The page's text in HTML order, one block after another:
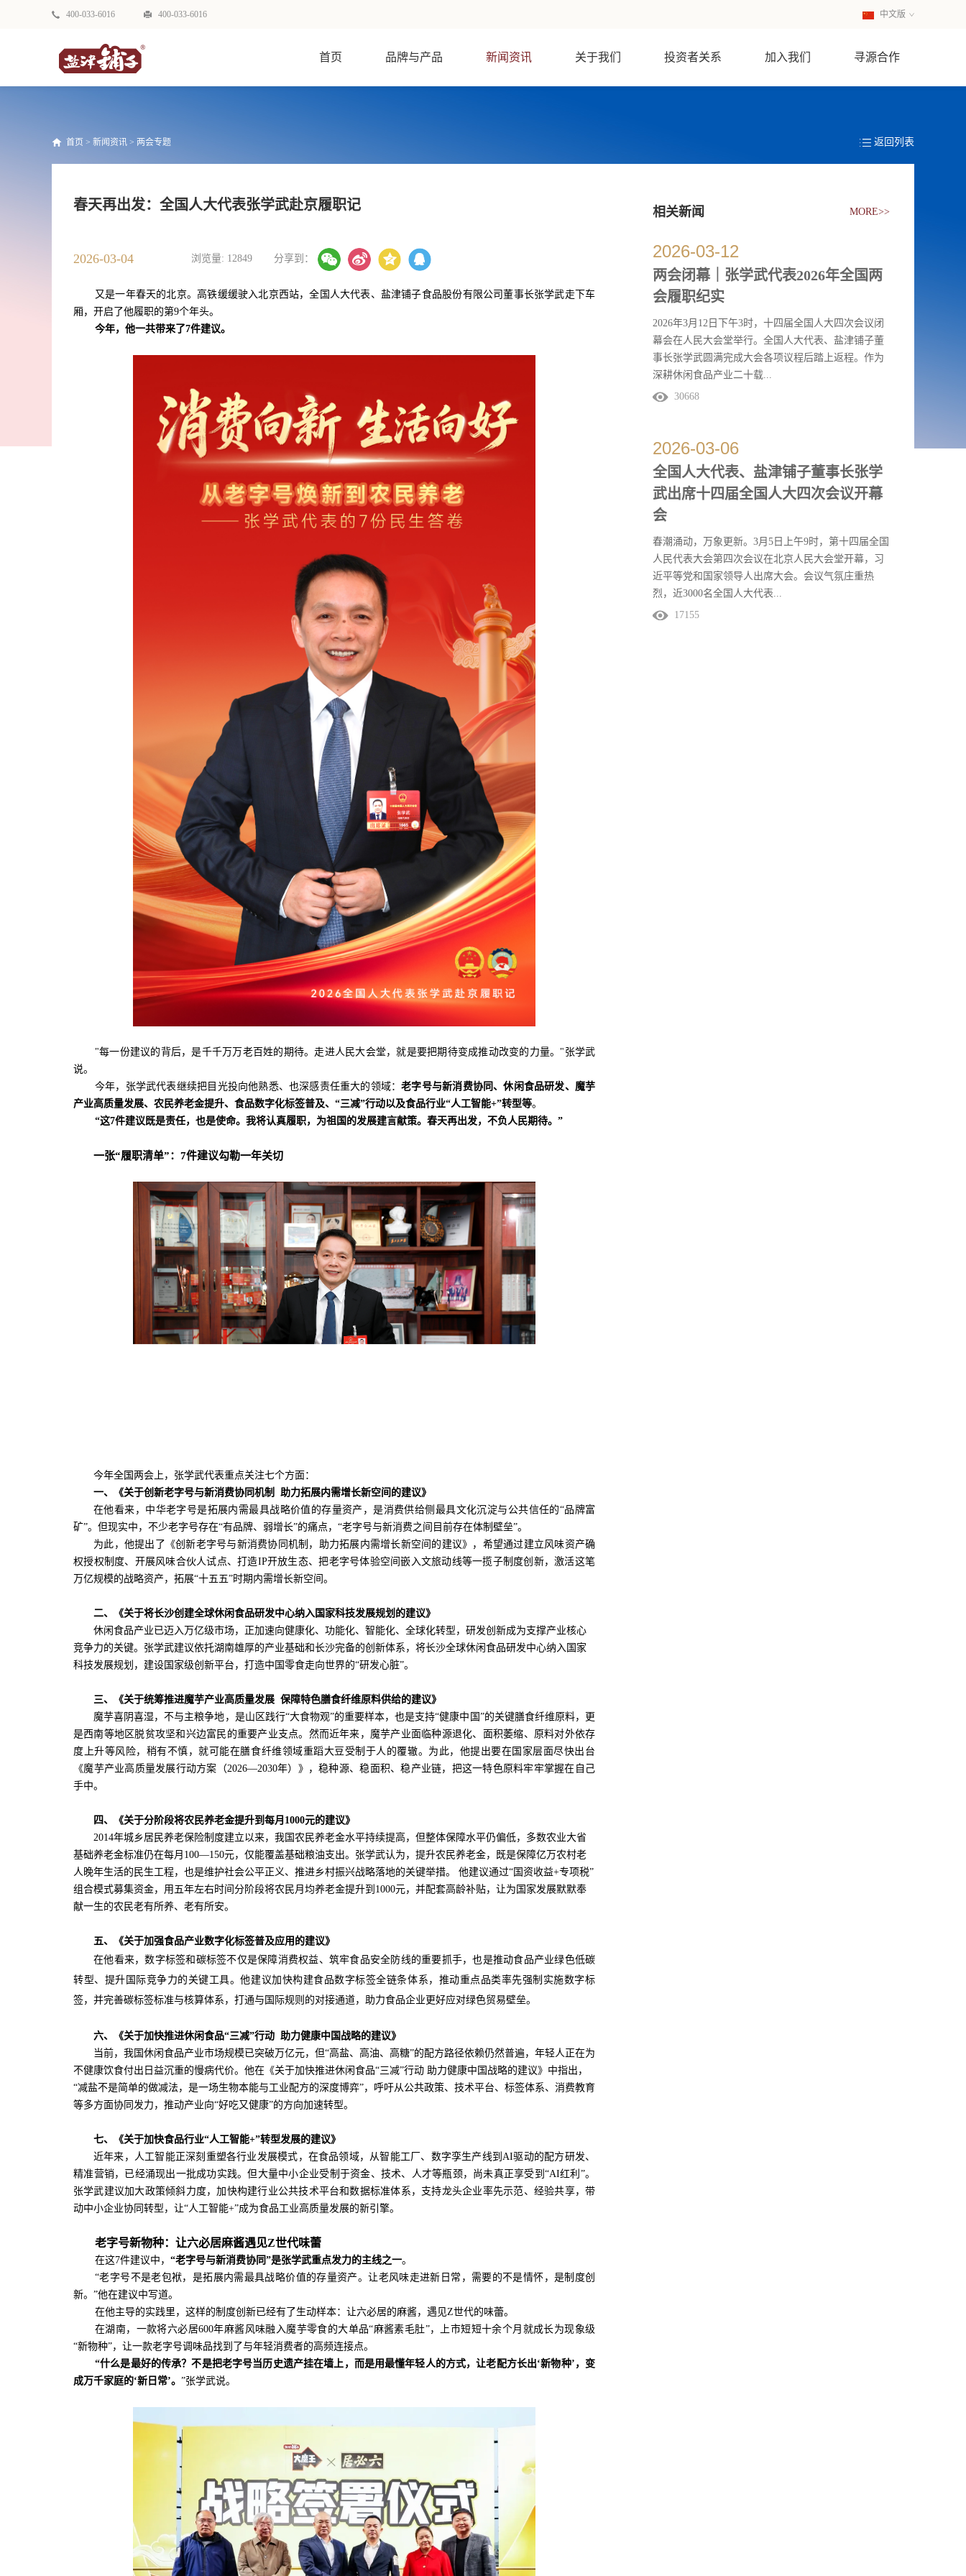
400-033-6016 400-033-6016 中文版
首页 品牌与产品 新闻资讯 关于我们 投资者关系 加入我们 寻源合作
首页 > 新闻资讯 > 两会专题 返回列表
春天再出发：全国人大代表张学武赴京履职记
2026-03-04 浏览量: 12849 分享到：
又是一年春天的北京。高铁缓缓驶入北京西站，全国人大代表、盐津铺子食品股份有限公司董事长张学武走下车
厢，开启了他履职的第9个年头。
今年，他一共带来了7件建议。
"每一份建议的背后，是千千万万老百姓的期待。走进人民大会堂，就是要把期待变成推动改变的力量。"张学武
说。
今年，张学武代表继续把目光投向他熟悉、也深感责任重大的领域：老字号与新消费协同、休闲食品研发、魔芋
产业高质量发展、农民养老金提升、食品数字化标签普及、“三减”行动以及食品行业“人工智能+”转型等。
“这7件建议既是责任，也是使命。我将认真履职，为祖国的发展建言献策。春天再出发，不负人民期待。”
一张“履职清单”：7件建议勾勒一年关切
今年全国两会上，张学武代表重点关注七个方面：
一、《关于创新老字号与新消费协同机制 助力拓展内需增长新空间的建议》
在他看来，中华老字号是拓展内需最具战略价值的存量资产，是消费供给侧最具文化沉淀与公共信任的“品牌富
矿”。但现实中，不少老字号存在“有品牌、弱增长”的痛点，“老字号与新消费之间目前存在体制壁垒”。
为此，他提出了《创新老字号与新消费协同机制，助力拓展内需增长新空间的建议》，希望通过建立风味资产确
权授权制度、开展风味合伙人试点、打造IP开放生态、把老字号体验空间嵌入文旅动线等一揽子制度创新，激活这笔
万亿规模的战略资产，拓展“十五五”时期内需增长新空间。
二、《关于将长沙创建全球休闲食品研发中心纳入国家科技发展规划的建议》
休闲食品产业已迈入万亿级市场，正加速向健康化、功能化、智能化、全球化转型，研发创新成为支撑产业核心
竞争力的关键。张学武建议依托湖南雄厚的产业基础和长沙完备的创新体系，将长沙全球休闲食品研发中心纳入国家
科技发展规划，建设国家级创新平台，打造中国零食走向世界的“研发心脏”。
三、《关于统筹推进魔芋产业高质量发展 保障特色膳食纤维原料供给的建议》
魔芋喜阴喜湿，不与主粮争地，是山区践行“大食物观”的重要样本，也是支持“健康中国”的关键膳食纤维原料，更
是西南等地区脱贫攻坚和兴边富民的重要产业支点。然而近年来，魔芋产业面临种源退化、面积萎缩、原料对外依存
度上升等风险，稍有不慎，就可能在膳食纤维领域重蹈大豆受制于人的覆辙。为此，他提出要在国家层面尽快出台
《魔芋产业高质量发展行动方案（2026—2030年）》，稳种源、稳面积、稳产业链，把这一特色原料牢牢掌握在自己
手中。
四、《关于分阶段将农民养老金提升到每月1000元的建议》
2014年城乡居民养老保险制度建立以来，我国农民养老金水平持续提高，但整体保障水平仍偏低，多数农业大省
基础养老金标准仍在每月100—150元，仅能覆盖基础粮油支出。张学武认为，提升农民养老金，既是保障亿万农村老
人晚年生活的民生工程，也是维护社会公平正义、推进乡村振兴战略落地的关键举措。 他建议通过“国资收益+专项税”
组合模式募集资金，用五年左右时间分阶段将农民月均养老金提升到1000元，并配套高龄补贴，让为国家发展默默奉
献一生的农民老有所养、老有所安。
五、《关于加强食品产业数字化标签普及应用的建议》
在他看来，数字标签和碳标签不仅是保障消费权益、筑牢食品安全防线的重要抓手，也是推动食品产业绿色低碳
转型、提升国际竞争力的关键工具。他建议加快构建食品数字标签全链条体系，推动重点品类率先强制实施数字标
签，并完善碳标签标准与核算体系，打通与国际规则的对接通道，助力食品企业更好应对绿色贸易壁垒。
六、《关于加快推进休闲食品“三减”行动 助力健康中国战略的建议》
当前，我国休闲食品产业市场规模已突破万亿元，但“高盐、高油、高糖”的配方路径依赖仍然普遍，年轻人正在为
不健康饮食付出日益沉重的慢病代价。他在《关于加快推进休闲食品“三减”行动 助力健康中国战略的建议》中指出，
“减盐不是简单的做减法，是一场生物本能与工业配方的深度博弈”，呼吁从公共政策、技术平台、标签体系、消费教育
等多方面协同发力，推动产业向“好吃又健康”的方向加速转型。
七、《关于加快食品行业“人工智能+”转型发展的建议》
近年来，人工智能正深刻重塑各行业发展模式，在食品领域，从智能工厂、数字孪生产线到AI驱动的配方研发、
精准营销，已经涌现出一批成功实践。但大量中小企业受制于资金、技术、人才等瓶颈，尚未真正享受到“AI红利”。
张学武建议加大政策倾斜力度，加快构建行业公共技术平台和数据标准体系，支持龙头企业率先示范、经验共享，带
动中小企业协同转型，让“人工智能+”成为食品工业高质量发展的新引擎。
老字号新物种：让六必居麻酱遇见Z世代味蕾
在这7件建议中， “老字号与新消费协同”是张学武重点发力的主线之一。
“老字号不是老包袱，是拓展内需最具战略价值的存量资产。让老风味走进新日常，需要的不是情怀，是制度创
新。”他在建议中写道。
在他主导的实践里，这样的制度创新已经有了生动样本：让六必居的麻酱，遇见Z世代的味蕾。
在湖南，一款将六必居600年麻酱风味融入魔芋零食的大单品“麻酱素毛肚”，上市短短十余个月就成长为现象级
“新物种”，让一款老字号调味品找到了与年轻消费者的高频连接点。
“什么是最好的传承？不是把老字号当历史遗产挂在墙上，而是用最懂年轻人的方式，让老配方长出‘新物种’，变
成万千家庭的‘新日常’。 ”张学武说。
相关新闻 MORE>>
2026-03-12
两会闭幕｜张学武代表2026年全国两
会履职纪实
2026年3月12日下午3时，十四届全国人大四次会议闭
幕会在人民大会堂举行。全国人大代表、盐津铺子董
事长张学武圆满完成大会各项议程后踏上返程。作为
深耕休闲食品产业二十载...
头。此次，他带着七件建议赴京，为产业高质量发展
与民生保障改善建言献策。让我们回顾一下张学武代
表的“两会时间”。十四届全国人大四次会议会议议程
张学武代表的“两会时间”3月5日 ，十四届全国人...
30668
2026-03-06
全国人大代表、盐津铺子董事长张学
武出席十四届全国人大四次会议开幕
会
春潮涌动，万象更新。3月5日上午9时，第十四届全国
人民代表大会第四次会议在北京人民大会堂开幕，习
近平等党和国家领导人出席大会。会议气氛庄重热
烈，近3000名全国人大代表...
17155